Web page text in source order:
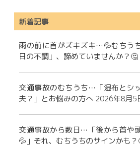
新着記事
雨の前に首がズキズキ…💦むちう
日の不調」、諦めていませんか？🤔
交通事故のむちうち…「湿布とシ
夫？」とお悩みの方へ 2026年8月5
交通事故から数日…「後から首や
💦」それ、むちうちのサインかも？